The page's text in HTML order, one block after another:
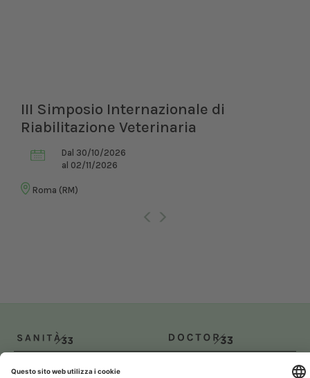
III Simposio Internazionale di
Riabilitazione Veterinaria
Dal 30/10/2026
al 02/11/2026
Roma (RM)